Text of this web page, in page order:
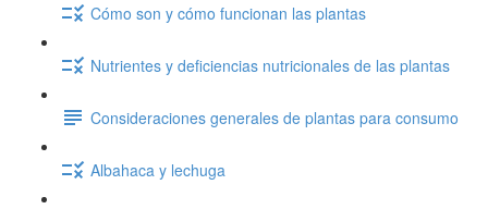
Cómo son y cómo funcionan las plantas
Nutrientes y deficiencias nutricionales de las plantas
Consideraciones generales de plantas para consumo
Albahaca y lechuga